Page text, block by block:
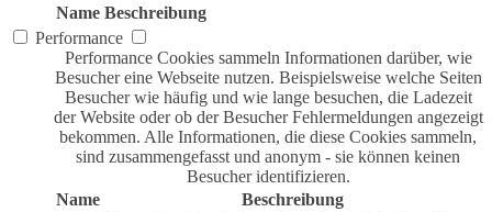
Name Beschreibung
Performance
Performance Cookies sammeln Informationen darüber, wie
Besucher eine Webseite nutzen. Beispielsweise welche Seiten
Besucher wie häufig und wie lange besuchen, die Ladezeit
der Website oder ob der Besucher Fehlermeldungen angezeigt
bekommen. Alle Informationen, die diese Cookies sammeln,
sind zusammengefasst und anonym - sie können keinen
Besucher identifizieren.
Name
Beschreibung